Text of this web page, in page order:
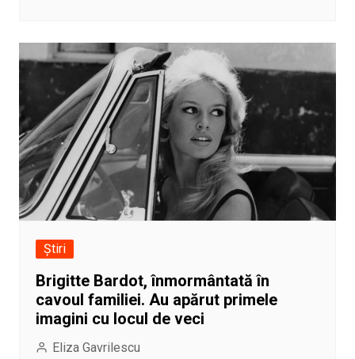
Știri
Brigitte Bardot, înmormântată în
cavoul familiei. Au apărut primele
imagini cu locul de veci
Eliza Gavrilescu